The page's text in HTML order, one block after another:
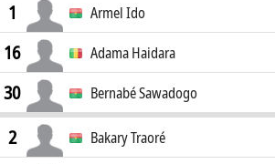
1 Armel Ido
16 Adama Haidara
30 Bernabé Sawadogo
2 Bakary Traoré